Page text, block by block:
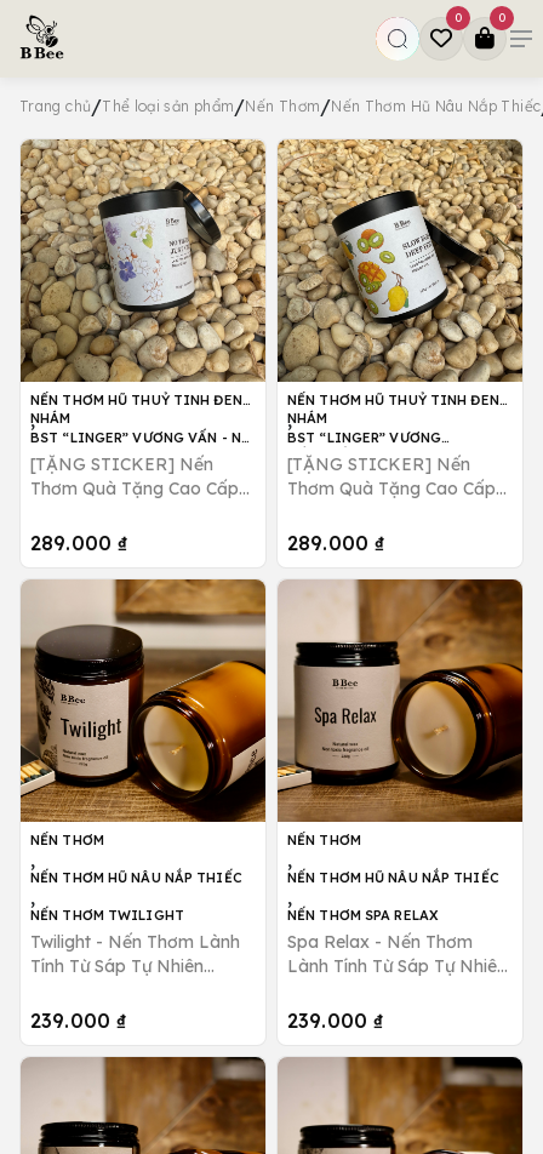
0 0
Trang chủ/Thể loại sản phẩm/Nến Thơm/Nến Thơm Hũ Nâu Nắp Thiếc
NẾN THƠM HŨ THUỶ TINH ĐEN
NHÁM
,
BST “LINGER” VƯƠNG VẤN - NO
THOUGHTS, JUST VIBES
[TẶNG STICKER] Nến
Thơm Quà Tặng Cao Cấp
Hương Hoa Dịu Nhẹ B Bee
289.000 ₫
NẾN THƠM HŨ THUỶ TINH ĐEN
NHÁM
,
BST “LINGER” VƯƠNG
VẤN_NẾN THƠM SLOW BURN,
DEEP FEELS
[TẶNG STICKER] Nến
Thơm Quà Tặng Cao Cấp
Hương Trái Cây Ngọt Mát
289.000 ₫
NẾN THƠM
,
NẾN THƠM HŨ NÂU NẮP THIẾC
,
NẾN THƠM TWILIGHT
Twilight - Nến Thơm Lành
Tính Từ Sáp Tự Nhiên
Rũ B Bee Candle
239.000 ₫
NẾN THƠM
,
NẾN THƠM HŨ NÂU NẮP THIẾC
,
NẾN THƠM SPA RELAX
Spa Relax - Nến Thơm
Lành Tính Từ Sáp Tự Nhiên
B Bee Candle
239.000 ₫